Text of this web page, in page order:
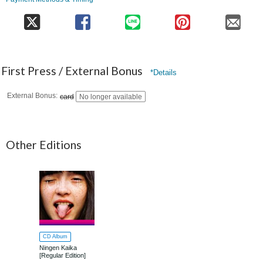
First Press / External Bonus *Details
External Bonus card No longer available
Other Editions
CD Album
Ningen Kaika
[Regular Edition]